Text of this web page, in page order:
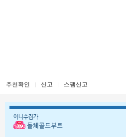
추천확인 신고 스팸신고
이니수집가
돌체콜드부르